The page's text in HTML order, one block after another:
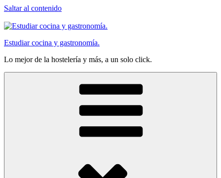
Saltar al contenido
Estudiar cocina y gastronomía.
Lo mejor de la hostelería y más, a un solo click.